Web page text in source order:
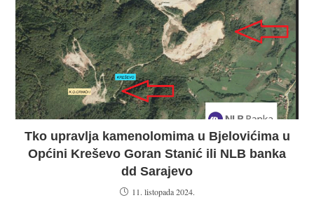
Tko upravlja kamenolomima u Bjelovićima u
Općini Kreševo Goran Stanić ili NLB banka
dd Sarajevo
11. listopada 2024.